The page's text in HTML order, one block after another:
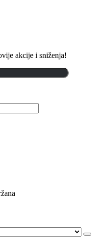
akcije i sniženja!